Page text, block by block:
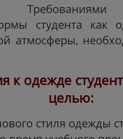
Требованиями
студента как
атмосферы,
к одежде
целью:
стиля одежды